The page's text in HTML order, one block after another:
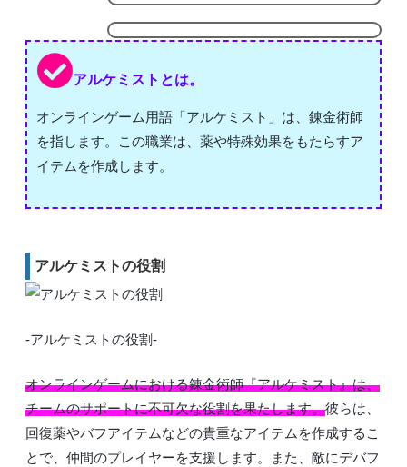
アルケミストとは。
オンラインゲーム用語「アルケミスト」は、錬金術師
を指します。この職業は、薬や特殊効果をもたらすア
イテムを作成します。
アルケミストの役割
-アルケミストの役割-
オンラインゲームにおける錬金術師『アルケミスト』は、
チームのサポートに不可欠な役割を果たします。彼らは、
回復薬やバフアイテムなどの貴重なアイテムを作成するこ
とで、仲間のプレイヤーを支援します。また、敵にデバフ